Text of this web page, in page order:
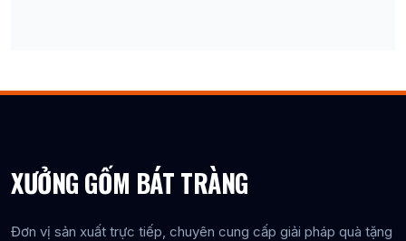
XƯỞNG GỐM BÁT TRÀNG
Đơn vị sản xuất trực tiếp, chuyên cung cấp giải pháp quà tặng